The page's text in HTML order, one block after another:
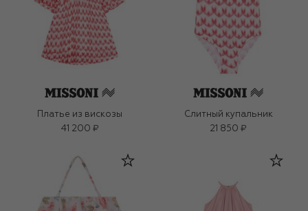
Платье из вискозы
41 200 ₽
Слитный купальник
21 850 ₽